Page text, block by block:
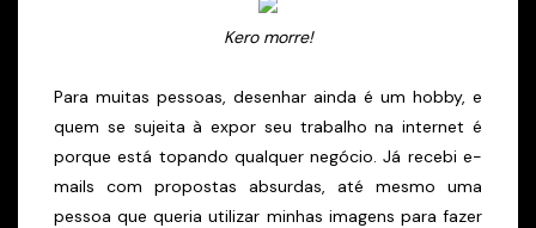
Kero morre!
Para muitas pessoas, desenhar ainda é um hobby, e
quem se sujeita à expor seu trabalho na internet é
porque está topando qualquer negócio. Já recebi e-
mails com propostas absurdas, até mesmo uma
pessoa que queria utilizar minhas imagens para fazer